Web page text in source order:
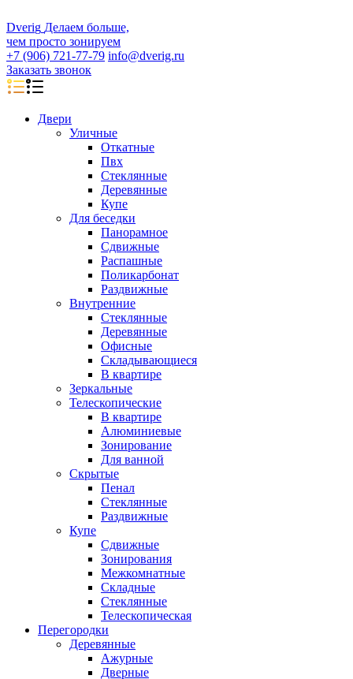
Dverig Делаем больше,
чем просто зонируем
+7 (906) 721-77-79 info@dverig.ru
Заказать звонок
Двери
Уличные
Откатные
Пвх
Стеклянные
Деревянные
Купе
Для беседки
Панорамное
Сдвижные
Распашные
Поликарбонат
Раздвижные
Внутренние
Стеклянные
Деревянные
Офисные
Складывающиеся
В квартире
Зеркальные
Телескопические
В квартире
Алюминиевые
Зонирование
Для ванной
Скрытые
Пенал
Стеклянные
Раздвижные
Купе
Сдвижные
Зонирования
Межкомнатные
Складные
Стеклянные
Телескопическая
Перегородки
Деревянные
Ажурные
Дверные